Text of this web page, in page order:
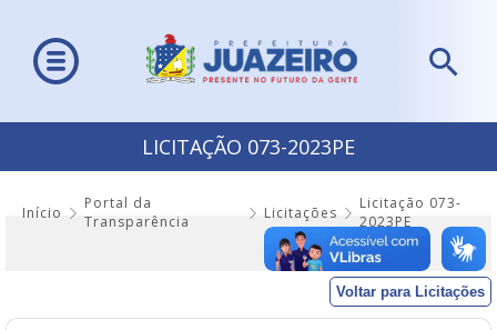
LICITAÇÃO 073-2023PE
Início
Portal da
Transparência
Licitações
Licitação 073-
2023PE
Voltar para Licitações